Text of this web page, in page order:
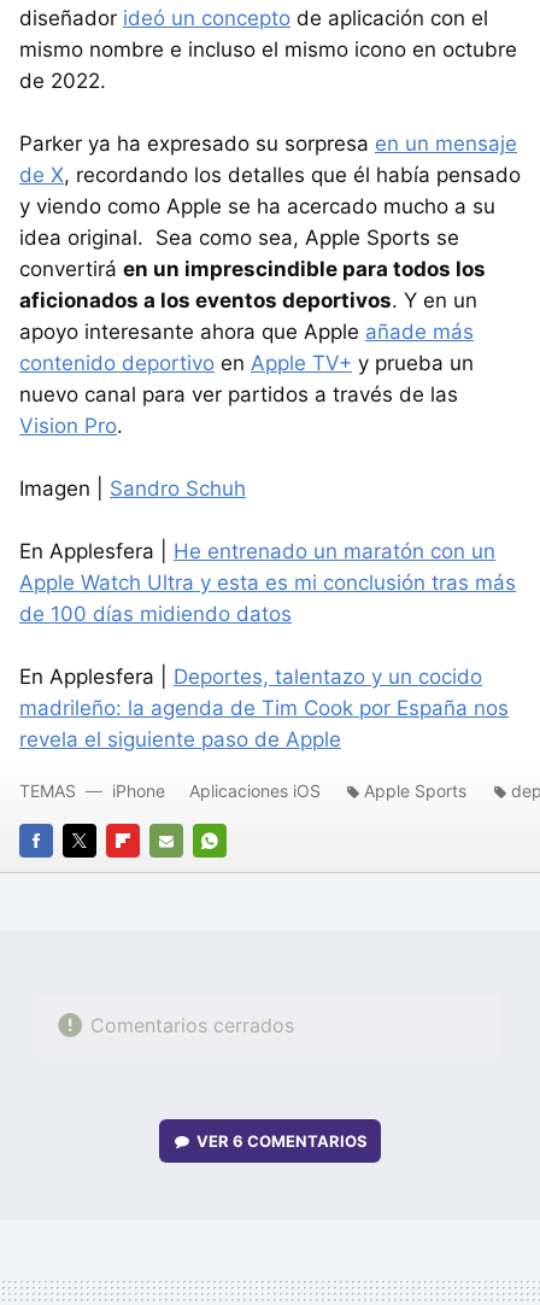
diseñador ideó un concepto de aplicación con el
mismo nombre e incluso el mismo icono en octubre
de 2022.
Parker ya ha expresado su sorpresa en un mensaje
de X, recordando los detalles que él había pensado
y viendo como Apple se ha acercado mucho a su
idea original. Sea como sea, Apple Sports se
convertirá en un imprescindible para todos los
aficionados a los eventos deportivos. Y en un
apoyo interesante ahora que Apple añade más
contenido deportivo en Apple TV+ y prueba un
nuevo canal para ver partidos a través de las
Vision Pro.
Imagen | Sandro Schuh
En Applesfera | He entrenado un maratón con un
Apple Watch Ultra y esta es mi conclusión tras más
de 100 días midiendo datos
En Applesfera | Deportes, talentazo y un cocido
madrileño: la agenda de Tim Cook por España nos
revela el siguiente paso de Apple
FACEBOOK
TWITTERFLIPBOARD
E-
WHATSAPP
TEMAS iPhone Aplicaciones iOS Apple Sports
Comentarios cerrados
VER 6 COMENTARIOS